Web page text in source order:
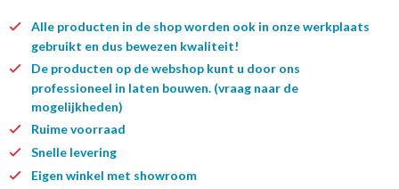
Alle producten in de shop worden ook in onze werkplaats
gebruikt en dus bewezen kwaliteit!
De producten op de webshop kunt u door ons
professioneel in laten bouwen. (vraag naar de
mogelijkheden)
Ruime voorraad
Snelle levering
Eigen winkel met showroom